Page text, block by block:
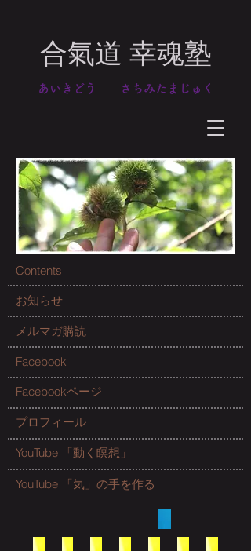
合氣道 幸魂塾
​あいきどう さちみたまじゅく
Contents
お知らせ
メルマガ購読
Facebook
Facebookページ
プロフィール
YouTube 「動く瞑想」
YouTube 「気」の手を作る